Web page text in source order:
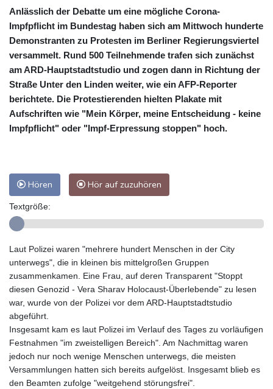
Anlässlich der Debatte um eine mögliche Corona-
Impfpflicht im Bundestag haben sich am Mittwoch hunderte
Demonstranten zu Protesten im Berliner Regierungsviertel
versammelt. Rund 500 Teilnehmende trafen sich zunächst
am ARD-Hauptstadtstudio und zogen dann in Richtung der
Straße Unter den Linden weiter, wie ein AFP-Reporter
berichtete. Die Protestierenden hielten Plakate mit
Aufschriften wie "Mein Körper, meine Entscheidung - keine
Impfpflicht" oder "Impf-Erpressung stoppen" hoch.
Hören Hör auf zuzuhören
Textgröße:
Laut Polizei waren "mehrere hundert Menschen in der City
unterwegs", die in kleinen bis mittelgroßen Gruppen
zusammenkamen. Eine Frau, auf deren Transparent "Stoppt
diesen Genozid - Vera Sharav Holocaust-Überlebende" zu lesen
war, wurde von der Polizei vor dem ARD-Hauptstadtstudio
abgeführt.
Insgesamt kam es laut Polizei im Verlauf des Tages zu vorläufigen
Festnahmen "im zweistelligen Bereich". Am Nachmittag waren
jedoch nur noch wenige Menschen unterwegs, die meisten
Versammlungen hatten sich bereits aufgelöst. Insgesamt blieb es
den Beamten zufolge "weitgehend störungsfrei".